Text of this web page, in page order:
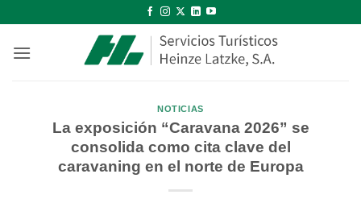
contenido
NOTICIAS
La exposición “Caravana 2026” se
consolida como cita clave del
caravaning en el norte de Europa